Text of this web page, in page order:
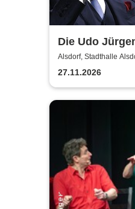
Die Udo
Leben, seine
Musik!
Alsdorf, Stadthalle
27.11.2026